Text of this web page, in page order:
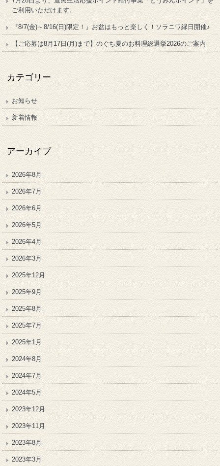
ご利用いただけます。
『8/7(金)～8/16(日)限定！』お盆はもっと楽しく！ソラニワ縁日開催♪
【ご応募は8月17日(月)まで】のぐち夏のお料理総選挙2026のご案内
カテゴリー
お知らせ
新着情報
アーカイブ
2026年8月
2026年7月
2026年6月
2026年5月
2026年4月
2026年3月
2025年12月
2025年9月
2025年8月
2025年7月
2025年1月
2024年8月
2024年7月
2024年5月
2023年12月
2023年11月
2023年8月
2023年3月